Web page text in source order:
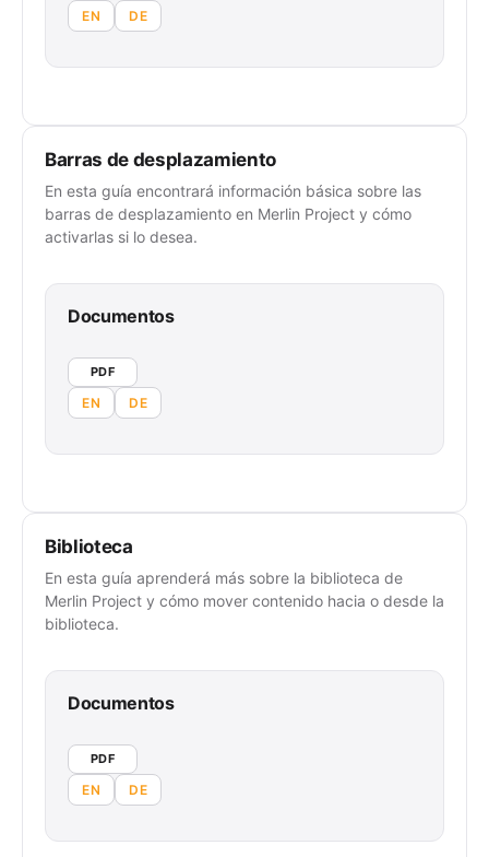
EN DE
Barras de desplazamiento
En esta guía encontrará información básica sobre las
barras de desplazamiento en Merlin Project y cómo
activarlas si lo desea.
Documentos
PDF
EN DE
Biblioteca
En esta guía aprenderá más sobre la biblioteca de
Merlin Project y cómo mover contenido hacia o desde la
biblioteca.
Documentos
PDF
EN DE